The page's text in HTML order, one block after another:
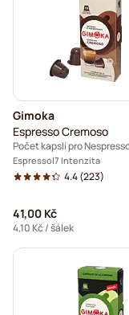
Gimoka
Espresso Cremoso
Počet kapslí pro
Espresso 7 Intenzita
4.4(223)
41,00 Kč
4,10 Kč / šálek